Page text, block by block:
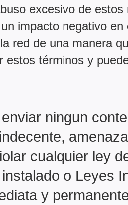
excesivo de
impacto negativo
red de una manera
estos términos y
ningun
cualquier ley
o Leyes
y